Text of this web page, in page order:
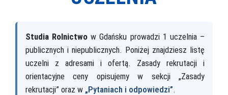
Studia Rolnictwo w Gdańsku prowadzi 1 uczelnia –
publicznych i niepublicznych. Poniżej znajdziesz listę
uczelni z adresami i ofertą. Zasady rekrutacji i
orientacyjne ceny opisujemy w sekcji „Zasady
rekrutacji” oraz w „Pytaniach i odpowiedzi”.